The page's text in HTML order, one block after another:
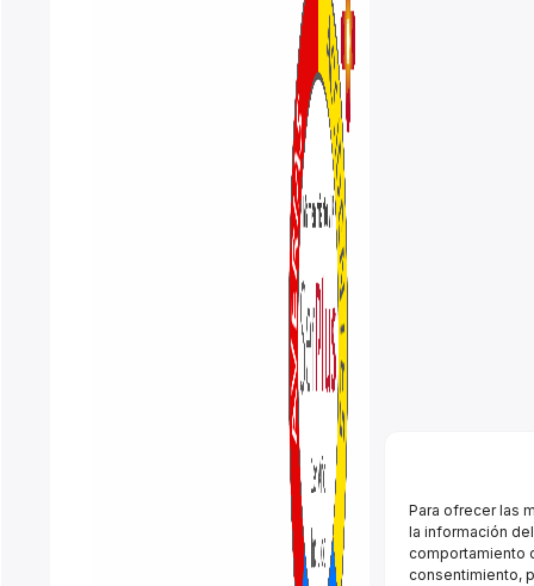
Para ofrecer las
la información
comportamiento
consentimiento,